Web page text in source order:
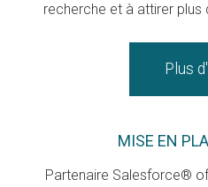
recherche et à attirer plus
Plus
MISE EN
Partenaire Salesforce®